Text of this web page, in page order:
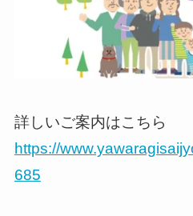
詳しいご案内はこちら
https://
685